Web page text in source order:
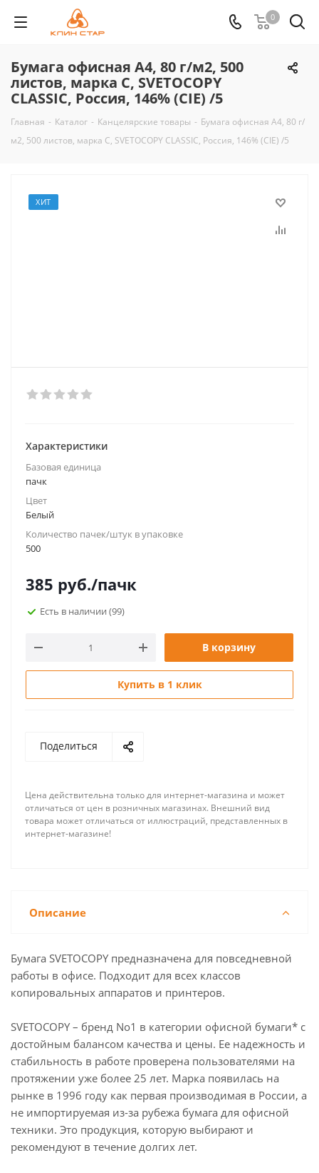
0
Бумага офисная А4, 80 г/м2, 500
листов, марка С, SVETOCOPY
CLASSIC, Россия, 146% (CIE) /5
Главная - Каталог - Канцелярские товары - Бумага офисная А4, 80 г/
м2, 500 листов, марка С, SVETOCOPY CLASSIC, Россия, 146% (CIE) /5
ХИТ
Характеристики
Базовая единица
пачк
Цвет
Белый
Количество пачек/штук в упаковке
500
385 руб./пачк
Есть в наличии (99)
В корзину
Купить в 1 клик
Поделиться
Цена действительна только для интернет-магазина и может
отличаться от цен в розничных магазинах. Внешний вид
товара может отличаться от иллюстраций, представленных в
интернет-магазине!
Описание
Бумага SVETOCOPY предназначена для повседневной
работы в офисе. Подходит для всех классов
копировальных аппаратов и принтеров.
SVETOCOPY – бренд No1 в категории офисной бумаги* с
достойным балансом качества и цены. Ее надежность и
стабильность в работе проверена пользователями на
протяжении уже более 25 лет. Марка появилась на
рынке в 1996 году как первая производимая в России, а
не импортируемая из-за рубежа бумага для офисной
техники. Это продукция, которую выбирают и
рекомендуют в течение долгих лет.